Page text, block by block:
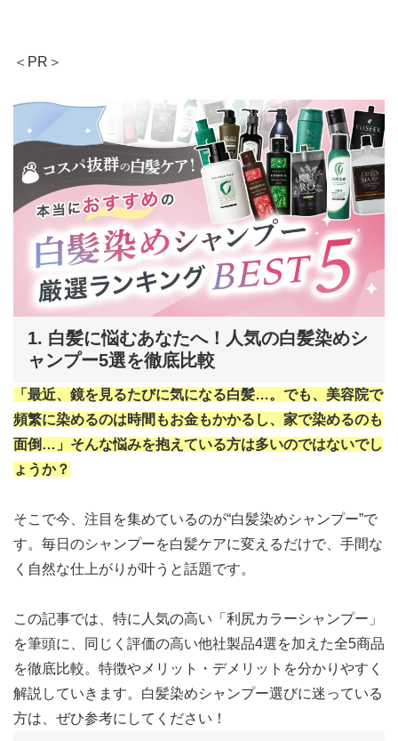
＜PR＞
1. 白髪に悩むあなたへ！人気の白髪染めシ
ャンプー5選を徹底比較
「最近、鏡を見るたびに気になる白髪…。でも、美容院で
頻繁に染めるのは時間もお金もかかるし、家で染めるのも
面倒…」そんな悩みを抱えている方は多いのではないでし
ょうか？
そこで今、注目を集めているのが“白髪染めシャンプー”で
す。毎日のシャンプーを白髪ケアに変えるだけで、手間な
く自然な仕上がりが叶うと話題です。
この記事では、特に人気の高い「利尻カラーシャンプー」
を筆頭に、同じく評価の高い他社製品4選を加えた全5商品
を徹底比較。特徴やメリット・デメリットを分かりやすく
解説していきます。白髪染めシャンプー選びに迷っている
方は、ぜひ参考にしてください！